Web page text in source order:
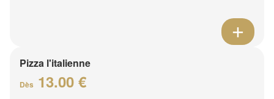
Pizza l'italienne
Dès 13.00 €